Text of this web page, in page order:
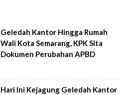
Geledah Kantor Hingga Rumah
Wali Kota Semarang, KPK Sita
Dokumen Perubahan APBD
Hari Ini Kejagung Geledah Kantor